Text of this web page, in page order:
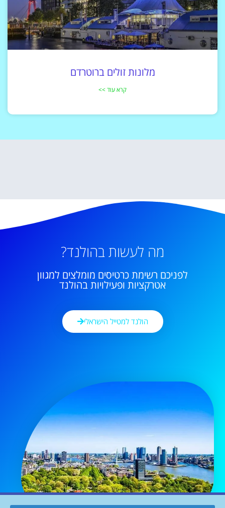
מלונות זולים ברוטרדם
קרא עוד >>
מה לעשות בהולנד?
לפניכם רשימת כרטיסים מומלצים למגוון
אטרקציות ופעילויות בהולנד
הולנד למטייל הישראלי